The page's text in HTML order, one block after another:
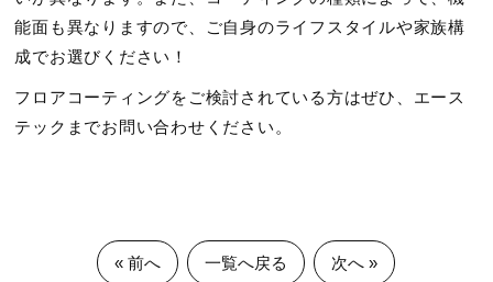
能面も異なりますので、ご自身のライフスタイルや家族構
成でお選びください！
フロアコーティングをご検討されている方はぜひ、エース
テックまでお問い合わせください。
« 前へ 一覧へ戻る 次へ »